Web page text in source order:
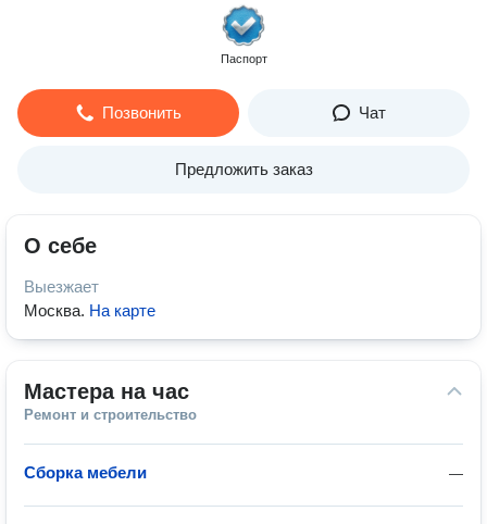
Паспорт
Позвонить Чат
Предложить заказ
О себе
Выезжает
Москва. На карте
Мастера на час
Ремонт и строительство
—
Сборка мебели